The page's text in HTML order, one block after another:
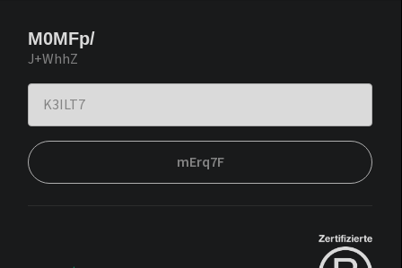
M0MFp/
J+WhhZ
mErq7F